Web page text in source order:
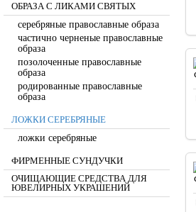
ОБРАЗА С ЛИКАМИ СВЯТЫХ
серебряные православные образа
частично черненые православные
образа
позолоченные православные
образа
родированные православные
образа
ЛОЖКИ СЕРЕБРЯНЫЕ
ложки серебряные
ФИРМЕННЫЕ СУНДУЧКИ
ОЧИЩАЮЩИЕ СРЕДСТВА ДЛЯ
ЮВЕЛИРНЫХ УКРАШЕНИЙ